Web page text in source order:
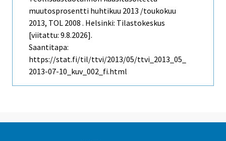
muutosprosentti huhtikuu 2013 /toukokuu
2013, TOL 2008 . Helsinki: Tilastokeskus
[viitattu: 9.8.2026].
Saantitapa:
https://stat.fi/til/ttvi/2013/05/ttvi_2013_05_
2013-07-10_kuv_002_fi.html